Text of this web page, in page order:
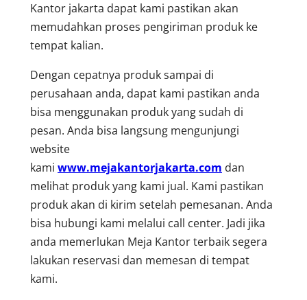
Kantor jakarta dapat kami pastikan akan
memudahkan proses pengiriman produk ke
tempat kalian.
Dengan cepatnya produk sampai di
perusahaan anda, dapat kami pastikan anda
bisa menggunakan produk yang sudah di
pesan. Anda bisa langsung mengunjungi
website
kami www.mejakantorjakarta.com dan
melihat produk yang kami jual. Kami pastikan
produk akan di kirim setelah pemesanan. Anda
bisa hubungi kami melalui call center. Jadi jika
anda memerlukan Meja Kantor terbaik segera
lakukan reservasi dan memesan di tempat
kami.